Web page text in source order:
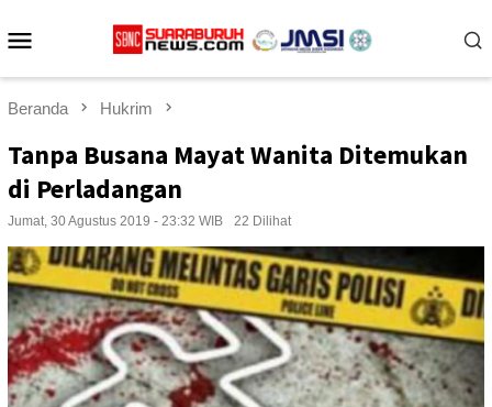
ke
Beranda Hukrim
Tanpa Busana Mayat Wanita Ditemukan
di Perladangan
Jumat, 30 Agustus 2019 - 23:32 WIB 22 Dilihat